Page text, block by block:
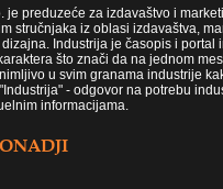
je preduzeće za izdavaštvo i
stručnjaka iz oblasi izdavaštva,
Industrija je časopis i portal
što znači da na jednom
u svim granama industrije
- odgovor na potrebu
informacijama.